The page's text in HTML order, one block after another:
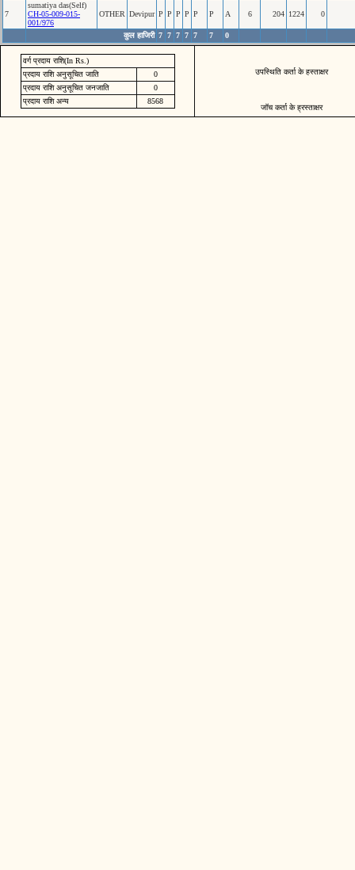
7
sumatiya das(Self)
CH-05-009-015-
001/976
OTHER Devipur P P P P P P A 6 204 1224 0
कुल हाजिरी 7 7 7 7 7 7 0
वर्ग प्रदाय राशि(In Rs.)
प्रदाय राशि अनुसूचित जाति
0
प्रदाय राशि अनुसूचित जनजाति
0
प्रदाय राशि अन्य
8568
उपस्थिति कर्ता के हस्ताक्षर
जॉच कर्ता के ह्रस्ताक्षर